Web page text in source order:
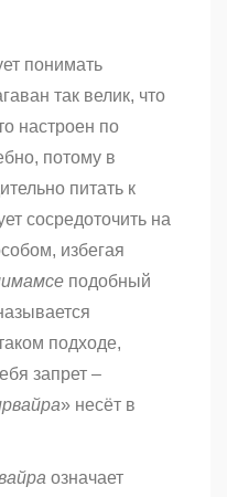
понимать
так велик, что
настроен по
потому в
питать к
сосредоточить на
избегая
подобный
подходе,
запрет –
» несёт в
означает